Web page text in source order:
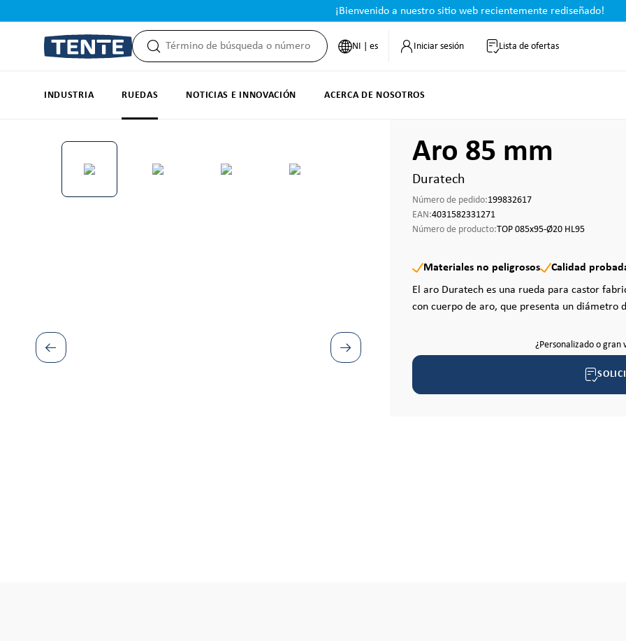
¡Bienvenido a nuestro sitio web recientemente rediseñado!
NI | es Iniciar sesión Lista de ofertas
INDUSTRIA RUEDAS NOTICIAS E INNOVACIÓN ACERCA DE NOSOTROS
Omitir galería de imágenes Aro 85 mm
Duratech
Número de pedido:199832617
EAN:4031582331271
Número de producto:TOP 085x95-Ø20 HL95
Materiales no peligrosos
Calidad
El aro Duratech es una rueda para castor
con cuerpo de aro, que presenta un diámetro
¿Personalizado o gran